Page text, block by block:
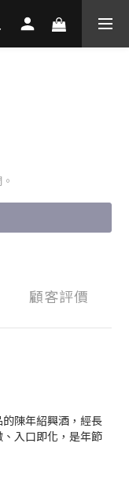
顧客評價
陳年紹興酒，經長
入口即化，是年節